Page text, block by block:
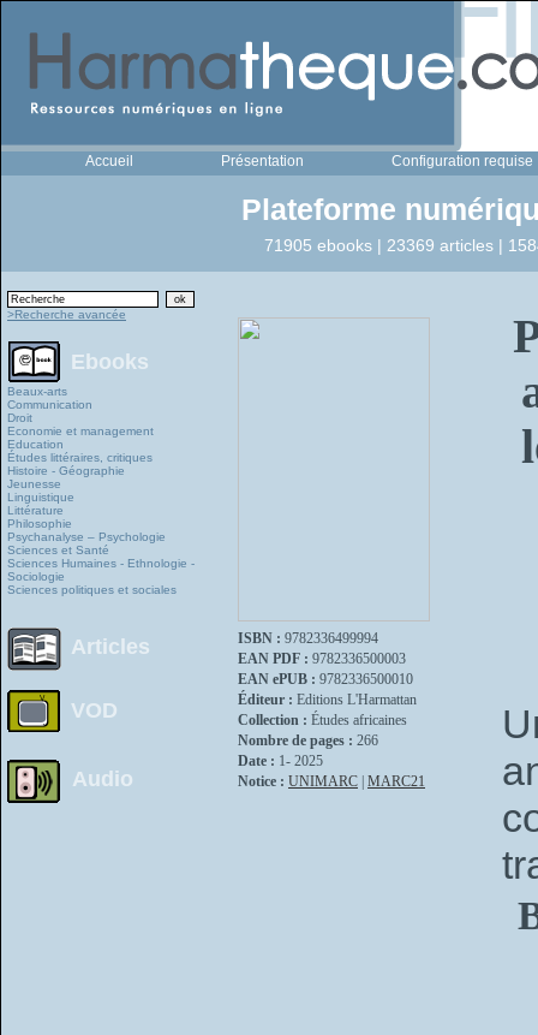
Accueil Présentation Configuration requise
Plateforme
71905 ebooks | 23369 articles |
>Recherche avancée
Ebooks
Beaux-arts
Communication
Droit
Economie et management
Education
Études littéraires, critiques
Histoire - Géographie
Jeunesse
Linguistique
Littérature
Philosophie
Psychanalyse – Psychologie
Sciences et Santé
Sciences Humaines - Ethnologie -
Sociologie
Sciences politiques et sociales
Articles
VOD
Audio
ISBN : 9782336499994
EAN PDF : 9782336500003
EAN ePUB : 9782336500010
Éditeur : Editions L'Harmattan
Collection : Études africaines
Nombre de pages : 266
Date : 1- 2025
Notice : UNIMARC MARC21